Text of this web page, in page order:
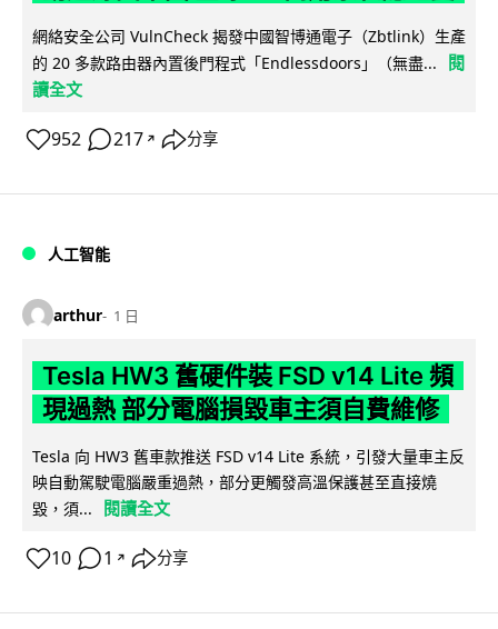
網絡安全公司 VulnCheck 揭發中國智博通電子（Zbtlink）生產
的 20 多款路由器內置後門程式「Endlessdoors」（無盡...
閱
讀全文
952 217 ↗ 分享
人工智能
arthur 1 日
Tesla HW3 舊硬件裝 FSD v14 Lite 頻
現過熱 部分電腦損毀車主須自費維修
Tesla 向 HW3 舊車款推送 FSD v14 Lite 系統，引發大量車主反
映自動駕駛電腦嚴重過熱，部分更觸發高溫保護甚至直接燒
毀，須...
閱讀全文
10 1 ↗ 分享